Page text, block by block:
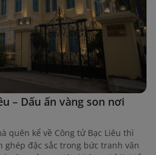
– Dấu ấn vàng son nơi
quên kể về Công tử Bạc Liêu thì
ghép đặc sắc trong bức tranh văn